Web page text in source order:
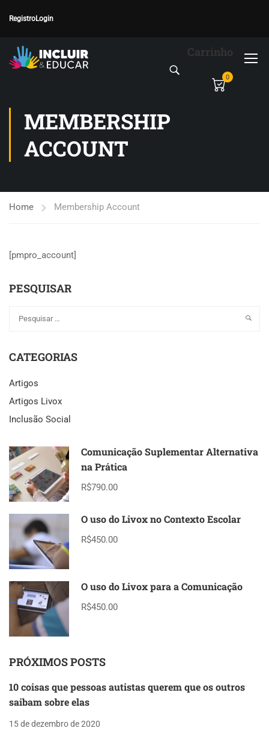
RegistroLogin
Carrinho
0
MEMBERSHIP
ACCOUNT
Home Membership Account
[pmpro_account]
PESQUISAR
CATEGORIAS
Artigos
Artigos Livox
Inclusão Social
Comunicação Suplementar Alternativa
na Prática
R$790.00
O uso do Livox no Contexto Escolar
R$450.00
O uso do Livox para a Comunicação
R$450.00
PRÓXIMOS POSTS
10 coisas que pessoas autistas querem que os outros
saibam sobre elas
15 de dezembro de 2020